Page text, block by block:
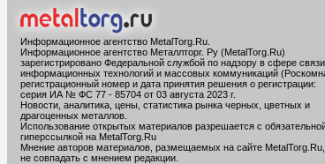
Информационное агентство MetalTorg.Ru
Информационное агентство Металлторг. Ру (MetalTorg.Ru)
зарегистрировано Федеральной службой по надзору в сфере связи,
информационных технологий и массовых коммуникаций
регистрационный номер и дата принятия решения о регистрации:
серия ИА № ФС 77 - 85704 от 03 августа 2023 г.
Новости, аналитика, цены, статистика рынка черных, цветных и
драгоценных металлов.
Использование открытых материалов разрешается с
гиперссылкой на MetalTorg.Ru
Мнение авторов материалов, размещаемых на сайте
не совпадать с мнением редакции.